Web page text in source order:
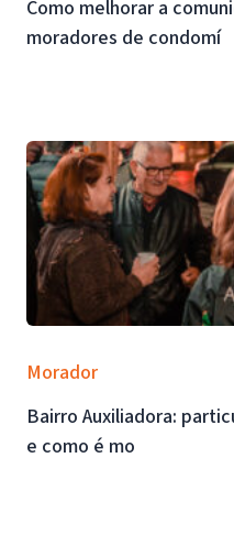
Como melhorar a
moradores de condomí
Morador
Bairro Auxiliadora:
e como é mo